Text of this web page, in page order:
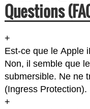
Questions
+
Est-ce que le Apple
Non, il semble que
submersible. Ne ne
(Ingress Protection).
+